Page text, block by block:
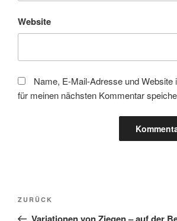
Website
Name, E-Mail-Adresse und Website
für meinen nächsten Kommentar
Beitragsnavigation
Vorheriger
Beitrag
ZURÜCK